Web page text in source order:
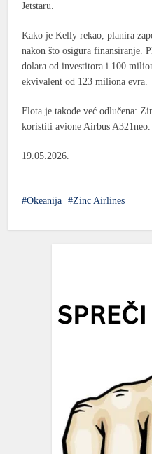
Jetstaru.
Kako je Kelly rekao, planira
nakon što osigura finansiranje.
dolara od investitora i 100
ekvivalent od 123 miliona evra.
Flota je takođe već odlučena:
koristiti avione Airbus A321neo.
19.05.2026.
Okeanija Zinc Airlines